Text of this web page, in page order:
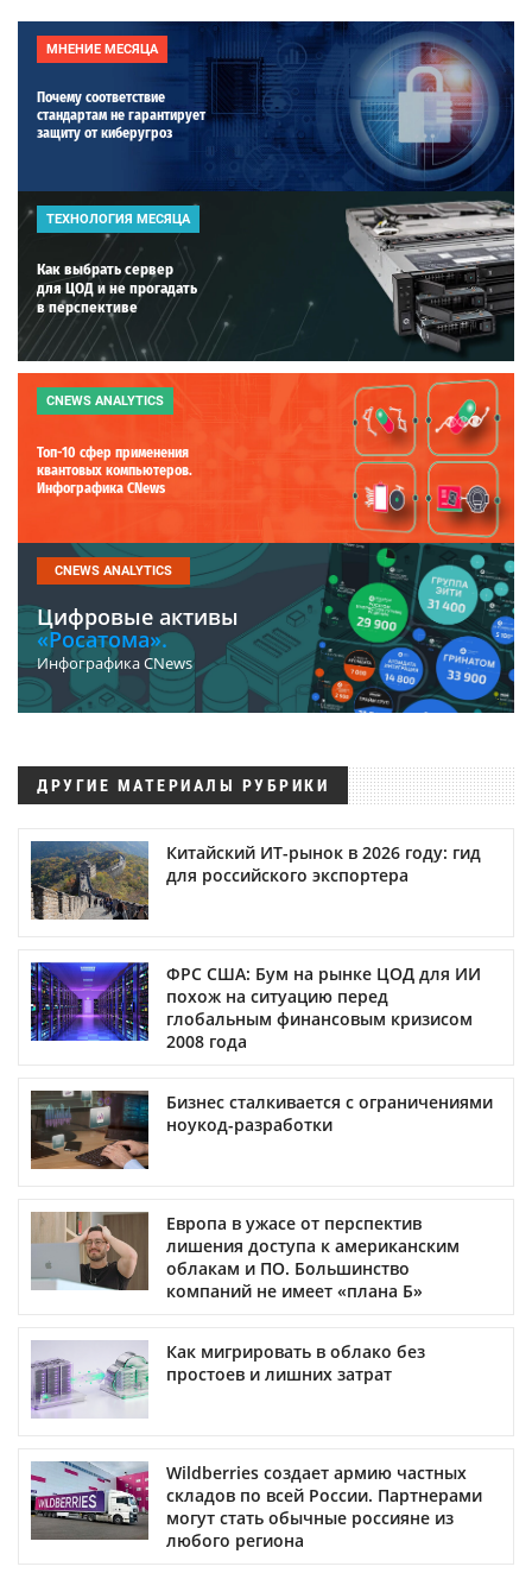
МНЕНИЕ МЕСЯЦА
Почему соответствие
стандартам не гарантирует
защиту от киберугроз
ТЕХНОЛОГИЯ МЕСЯЦА
Как выбрать сервер
для ЦОД и не прогадать
в перспективе
CNEWS ANALYTICS
Топ-10 сфер применения
квантовых компьютеров.
Инфографика CNews
CNEWS ANALYTICS
Цифровые активы
«Росатома».
Инфографика CNews
ДРУГИЕ МАТЕРИАЛЫ РУБРИКИ
Китайский ИТ-рынок в 2026 году: гид
для российского экспортера
ФРС США: Бум на рынке ЦОД для ИИ
похож на ситуацию перед
глобальным финансовым кризисом
2008 года
Бизнес сталкивается с ограничениями
ноукод-разработки
Европа в ужасе от перспектив
лишения доступа к американским
облакам и ПО. Большинство
компаний не имеет «плана Б»
Как мигрировать в облако без
простоев и лишних затрат
Wildberries создает армию частных
складов по всей России. Партнерами
могут стать обычные россияне из
любого региона